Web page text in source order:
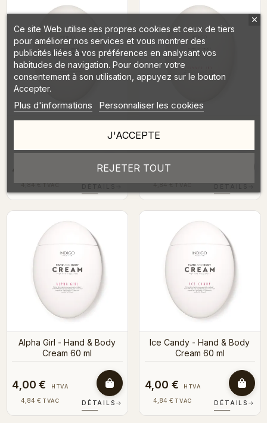
4,84 € TVAC
4,00 €
4,84 € TVAC
Alpha Girl - Hand & Body
Cream 60 ml
4,00 € HTVA
4,84 € TVAC DÉTAILS →
Ice Candy - Hand & Body
Cream 60 ml
4,00 € HTVA
4,84 € TVAC DÉTAILS →
Ce site Web utilise ses propres cookies et ceux de tiers
pour améliorer nos services et vous montrer des
publicités liées à vos préférences en analysant vos
habitudes de navigation. Pour donner votre
consentement à son utilisation, appuyez sur le bouton
Accepter.
Plus d'informations Personnaliser les cookies
REJETER TOUT
J'ACCEPTE